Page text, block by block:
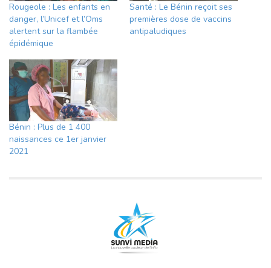
Rougeole : Les enfants en
danger, l’Unicef et l’Oms
alertent sur la flambée
épidémique
Santé : Le Bénin reçoit ses
premières dose de vaccins
antipaludiques
Bénin : Plus de 1 400
naissances ce 1er janvier
2021